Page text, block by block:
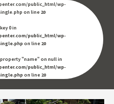
public_html/wp-
on line 20
0 in
public_html/wp-
on line 20
"name" on null in
public_html/wp-
on line 20